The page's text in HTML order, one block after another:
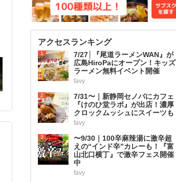
アクセスランキング
1
7/27│『尾道ラーメンWAN』が
広島HiroPaにオープン！キッズ
ラーメン無料イベント開催
favy
2
7/31〜｜新静岡セノバにカフェ
『けのひ堂ラボ』が出店！濃厚
クロックムッシュにスイーツも
favy
3
〜9/30｜100辛麻辣湯に激辛超
えの“インド辛”カレーも！『富
山北口横丁』で激辛フェス開催
中
favy